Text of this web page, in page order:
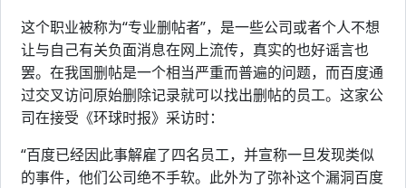
这个职业被称为“专业删帖者”，是一些公司或者个人不想
让与自己有关负面消息在网上流传，真实的也好谣言也
罢。在我国删帖是一个相当严重而普遍的问题，而百度通
过交叉访问原始删除记录就可以找出删帖的员工。这家公
司在接受《环球时报》采访时：
“百度已经因此事解雇了四名员工，并宣称一旦发现类似
的事件，他们公司绝不手软。此外为了弥补这个漏洞百度